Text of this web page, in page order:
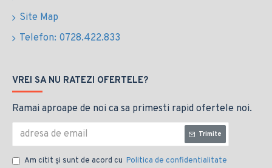
Site Map
Telefon: 0728.422.833
VREI SA NU RATEZI OFERTELE?
Ramai aproape de noi ca sa primesti rapid ofertele noi.
Trimite
Am citit şi sunt de acord cu Politica de confidentialitate